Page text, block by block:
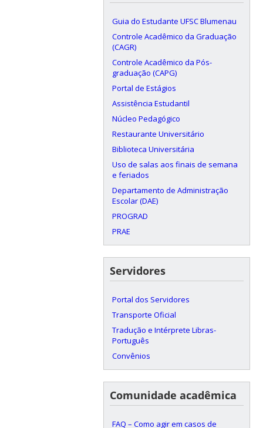
Guia do Estudante UFSC Blumenau
Controle Acadêmico da Graduação
(CAGR)
Controle Acadêmico da Pós-
graduação (CAPG)
Portal de Estágios
Assistência Estudantil
Núcleo Pedagógico
Restaurante Universitário
Biblioteca Universitária
Uso de salas aos finais de semana
e feriados
Departamento de Administração
Escolar (DAE)
PROGRAD
PRAE
Servidores
Portal dos Servidores
Transporte Oficial
Tradução e Intérprete Libras-
Português
Convênios
Comunidade acadêmica
FAQ – Como agir em casos de